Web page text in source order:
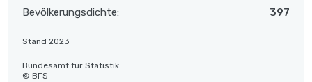
Bevölkerungsdichte:
397
Stand 2023
Bundesamt für Statistik
© BFS